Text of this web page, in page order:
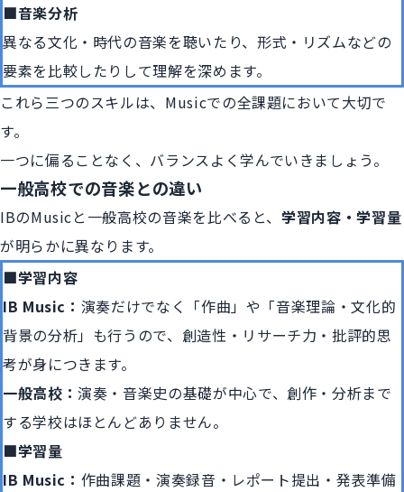
■音楽分析
異なる文化・時代の音楽を聴いたり、形式・リズムなどの
要素を比較したりして理解を深めます。
これら三つのスキルは、Musicでの全課題において大切で
す。
一つに偏ることなく、バランスよく学んでいきましょう。
一般高校での音楽との違い
IBのMusicと一般高校の音楽を比べると、学習内容・学習量
が明らかに異なります。
■学習内容
IB Music： 演奏だけでなく「作曲」や「音楽理論・文化的
背景の分析」も行うので、創造性・リサーチ力・批評的思
考が身につきます。
一般高校：演奏・音楽史の基礎が中心で、創作・分析まで
する学校はほとんどありません。
■学習量
IB Music： 作曲課題・演奏録音・レポート提出・発表準備